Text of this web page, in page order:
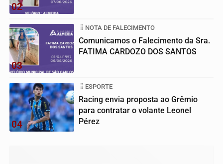
02
03
NOTA DE FALECIMENTO
Comunicamos o Falecimento da Sra.
FATIMA CARDOZO DOS SANTOS
04
ESPORTE
Racing envia proposta ao Grêmio
para contratar o volante Leonel
Pérez